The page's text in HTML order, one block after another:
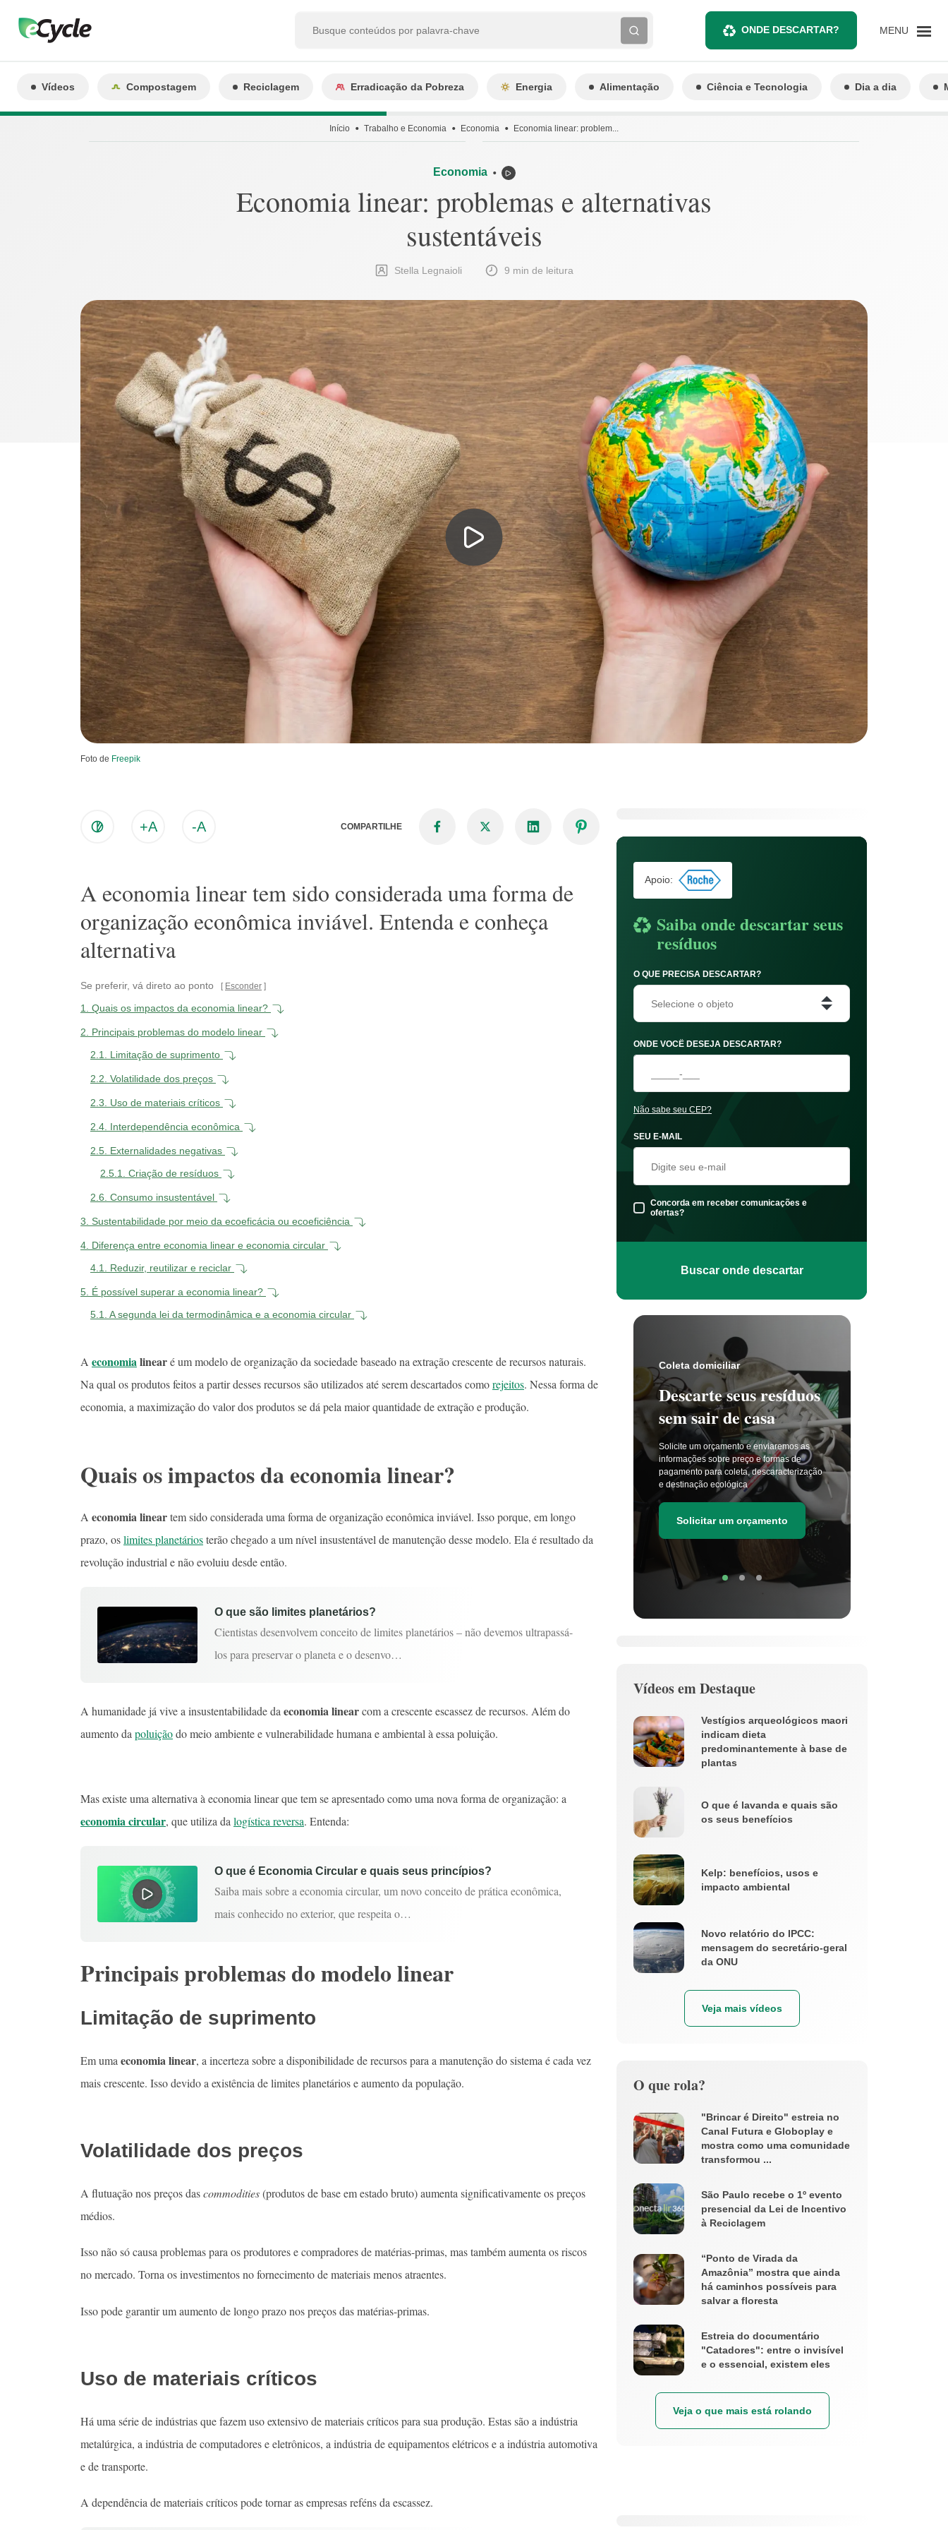
ONDE DESCARTAR? MENU
Vídeos Compostagem Reciclagem Erradicação da Pobreza Energia Alimentação Ciência e Tecnologia Dia a dia
Início Trabalho e Economia Economia Economia linear: problem...
Economia ⬤
Economia linear: problemas e alternativas
sustentáveis
Stella Legnaioli 9 min de leitura
Foto de Freepik
+A -A COMPARTILHE
A economia linear tem sido considerada uma forma de
organização econômica inviável. Entenda e conheça
alternativa
Se preferir, vá direto ao ponto Esconder
1. Quais os impactos da economia linear?
2.
Principais problemas do modelo linear
2.1.
Limitação de suprimento
2.2. Volatilidade dos preços
2.3. Uso de materiais críticos
2.4. Interdependência econômica
2.5. Externalidades negativas
2.5.1.
Criação de resíduos
2.6. Consumo insustentável
3. Sustentabilidade por meio da ecoeficácia ou ecoeficiência
4. Diferença entre economia linear e economia circular
4.1.
Reduzir, reutilizar e reciclar
5. É possível superar a economia linear?
5.1.
A segunda lei da termodinâmica e a economia circular
A economialinearé um modelo de organização da sociedade baseado na extração crescente de recursos naturais.
Na qual os produtos feitos a partir desses recursos são utilizados até serem descartados comorejeitos. Nessa forma de
economia, a maximização do valor dos produtos se dá pela maior quantidade de extração e produção.
Quais os impactos da economia linear?
A economia lineartem sido considerada uma forma de organização econômica inviável. Isso porque, em longo
prazo, oslimites planetáriosterão chegado a um nível insustentável de manutenção desse modelo. Ela é resultado da
revolução industrial e não evoluiu desde então.
O que são limites planetários?
Cientistas desenvolvem conceito de limites planetários – não devemos ultrapassá-
los para preservar o planeta e o desenvo…
A humanidade já vive a insustentabilidade da economia linearcom a crescente escassez de recursos. Além do
aumento da poluiçãodo meio ambiente e vulnerabilidade humana e ambiental à essa poluição.
Mas existe uma alternativa à economia linear que tem se apresentado como uma nova forma de organização: a
economia circular, que utiliza da logística reversa. Entenda:
O que é Economia Circular e quais seus princípios?
Saiba mais sobre a economia circular, um novo conceito de prática econômica,
mais conhecido no exterior, que respeita o…
Principais problemas do modelo linear
Limitação de suprimento
Em umaeconomia linear, a incerteza sobre a disponibilidade de recursos para a manutenção do sistema é cada vez
mais crescente. Isso devido a existência de limites planetários e aumento da população.
Volatilidade dos preços
A flutuação nos preços dascommodities(produtos de base em estado bruto) aumenta significativamente os preços
médios.
Isso não só causa problemas para os produtores e compradores de matérias-primas, mas também aumenta os riscos
no mercado. Torna os investimentos no fornecimento de materiais menos atraentes.
Isso pode garantir um aumento de longo prazo nos preços das matérias-primas.
Uso de materiais críticos
Há uma série de indústrias que fazem uso extensivo de materiais críticos para sua produção. Estas são a indústria
metalúrgica, a indústria de computadores e eletrônicos, a indústria de equipamentos elétricos e a indústria automotiva
e de transporte.
A dependência de materiais críticos pode tornar as empresas reféns da escassez.
Apoio:
Saiba onde descartar seus
resíduos
O QUE PRECISA DESCARTAR?
Selecione o objeto
ONDE VOCÊ DESEJA DESCARTAR?
Não sabe seu CEP?
SEU E-MAIL
Concorda em receber comunicações e
ofertas?
Buscar onde descartar
Coleta domiciliar
Descarte seus resíduos
sem sair de casa
Solicite um orçamento e enviaremos as
informações sobre preço e formas de
pagamento para coleta, descaracterização
e destinação ecológica
Solicitar um orçamento
Vídeos em Destaque
Vestígios arqueológicos maori
indicam dieta
predominantemente à base de
plantas
O que é lavanda e quais são
os seus benefícios
Kelp: benefícios, usos e
impacto ambiental
Novo relatório do IPCC:
mensagem do secretário-geral
da ONU
Veja mais vídeos
O que rola?
"Brincar é Direito" estreia no
Canal Futura e Globoplay e
mostra como uma comunidade
transformou ...
São Paulo recebe o 1º evento
presencial da Lei de Incentivo
à Reciclagem
“Ponto de Virada da
Amazônia” mostra que ainda
há caminhos possíveis para
salvar a floresta
Estreia do documentário
"Catadores": entre o invisível
e o essencial, existem eles
Veja o que mais está rolando